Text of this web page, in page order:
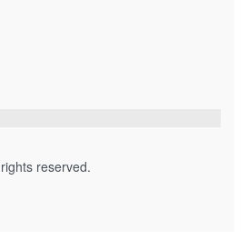
BULDOG 913-1796 crna, bijela